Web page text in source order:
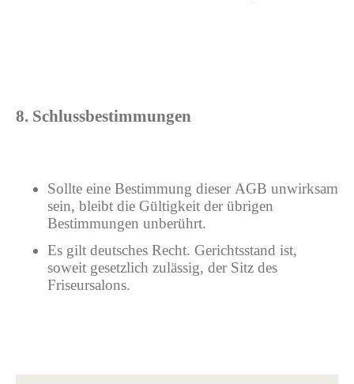
8. Schlussbestimmungen
Sollte eine Bestimmung dieser AGB unwirksam
sein, bleibt die Gültigkeit der übrigen
Bestimmungen unberührt.
Es gilt deutsches Recht. Gerichtsstand ist,
soweit gesetzlich zulässig, der Sitz des
Friseursalons.